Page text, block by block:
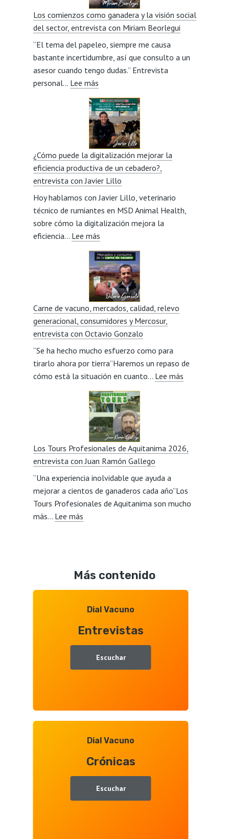
de
padres
a
hijos,
entrevista
con
González
Veneros
Los comienzos como ganadera y la visión social
del sector, entrevista con Miriam Beorlegui
“El tema del papeleo, siempre me causa
bastante incertidumbre, así que consulto a un
asesor cuando tengo dudas.” Entrevista
personal… Lee más:
comienzos
como
ganadera
y
la
visión
social
del
sector,
entrevista
con
Miriam
Beorlegui
¿Cómo puede la digitalización mejorar la
eficiencia productiva de un cebadero?,
entrevista con Javier Lillo
Hoy hablamos con Javier Lillo, veterinario
técnico de rumiantes en MSD Animal Health,
sobre cómo la digitalización mejora la
eficiencia… Lee más:
puede
la
digitalización
mejorar
la
eficiencia
productiva
de
un
cebadero?,
entrevista
con
Javier
Lillo
Carne de vacuno, mercados, calidad, relevo
generacional, consumidores y Mercosur,
entrevista con Octavio Gonzalo
“Se ha hecho mucho esfuerzo como para
tirarlo ahora por tierra”Haremos un repaso de
cómo está la situación en cuanto… Lee más:
relevo
y
Mercosur,
Los Tours Profesionales de Aquitanima 2026,
entrevista con Juan Ramón Gallego
“Una experiencia inolvidable que ayuda a
mejorar a cientos de ganaderos cada año”Los
Tours Profesionales de Aquitanima son mucho
más… Lee más:
Aquitanima
2026,
entrevista
Juan
Ramón
Gallego
Más contenido
Dial Vacuno
Entrevistas
Escuchar
Dial Vacuno
Crónicas
Escuchar